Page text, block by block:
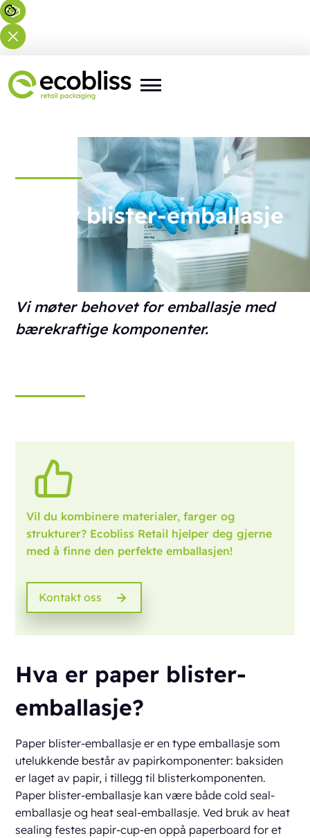
Paper blister-emballasje
Vi møter behovet for emballasje med
bærekraftige komponenter.
Vil du kombinere materialer, farger og
strukturer? Ecobliss Retail hjelper deg gjerne
med å finne den perfekte emballasjen!
Kontakt oss
Hva er paper blister-
emballasje?
Paper blister-emballasje er en type emballasje som
utelukkende består av papirkomponenter: baksiden
er laget av papir, i tillegg til blisterkomponenten.
Paper blister-emballasje kan være både cold seal-
emballasje og heat seal-emballasje. Ved bruk av heat
sealing festes papir-cup-en oppå paperboard for et